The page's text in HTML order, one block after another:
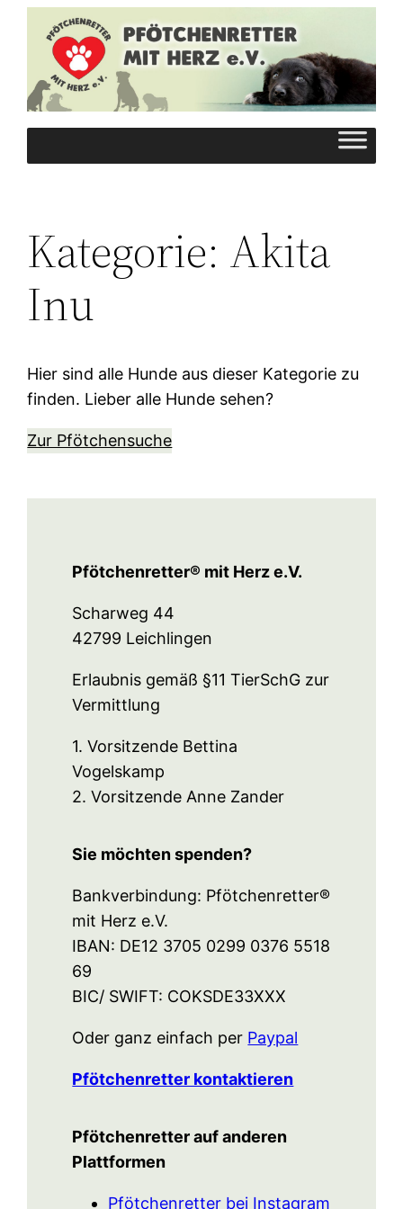
Inhalt
springen
Kategorie: Akita
Inu
Hier sind alle Hunde aus dieser Kategorie zu
finden. Lieber alle Hunde sehen?
Zur Pfötchensuche
Pfötchenretter® mit Herz e.V.
Scharweg 44
42799 Leichlingen
Erlaubnis gemäß §11 TierSchG zur
Vermittlung
1. Vorsitzende Bettina
Vogelskamp
2. Vorsitzende Anne Zander
Sie möchten spenden?
Bankverbindung: Pfötchenretter®
mit Herz e.V.
IBAN: DE12 3705 0299 0376 5518
69
BIC/ SWIFT: COKSDE33XXX
Oder ganz einfach per Paypal
Pfötchenretter kontaktieren
Pfötchenretter auf anderen
Plattformen
Pfötchenretter bei Instagram